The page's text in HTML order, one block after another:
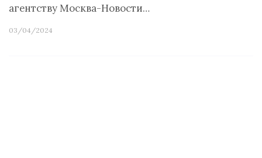
агентству Москва-Новости…
03/04/2024